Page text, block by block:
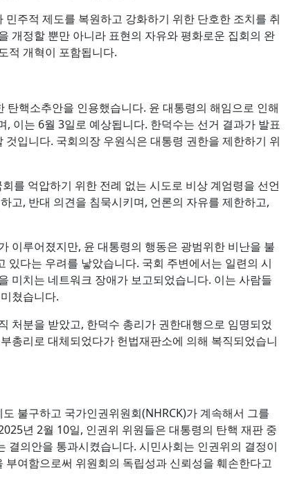
주적 제도를 복원하고 강화하기 위한 단호한 조치를 취
개정할 뿐만 아니라 표현의 자유와 평화로운 집회의 완
적 개혁이 포함됩니다.
핵소추안을 인용했습니다. 윤 대통령의 해임으로 인해
이는 6월 3일로 예상됩니다. 한덕수는 선거 결과가 발표
입니다. 국회의장 우원식은 대통령 권한을 제한하기 위
를 억압하기 위한 전례 없는 시도로 비상 계엄령을 선언
고, 반대 의견을 침묵시키며, 언론의 자유를 제한하고,
이루어졌지만, 윤 대통령의 행동은 광범위한 비난을 불
있다는 우려를 낳았습니다. 국회 주변에서는 일련의 시
미치는 네트워크 장애가 보고되었습니다. 이는 사람들
쳤습니다.
처분을 받았고, 한덕수 총리가 권한대행으로 임명되었
총리로 대체되었다가 헌법재판소에 의해 복직되었습니
불구하고 국가인권위원회(NHRCK)가 계속해서 그를
년 2월 10일, 인권위 위원들은 대통령의 탄핵 재판 중
결의안을 통과시켰습니다. 시민사회는 인권위의 결정이
여함으로써 위원회의 독립성과 신뢰성을 훼손한다고